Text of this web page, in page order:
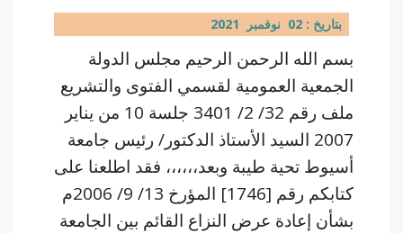
بتاريخ : 02 نوفمبر 2021
بسم الله الرحمن الرحيم مجلس الدولة
الجمعية العمومية لقسمي الفتوى والتشريع
ملف رقم 32/ 2/ 3401 جلسة 10 من يناير
2007 السيد الأستاذ الدكتور/ رئيس جامعة
أسيوط تحية طيبة وبعد،،،،،، فقد اطلعنا على
كتابكم رقم [1746] المؤرخ 13/ 9/ 2006م
بشأن إعادة عرض النزاع القائم بين الجامعة